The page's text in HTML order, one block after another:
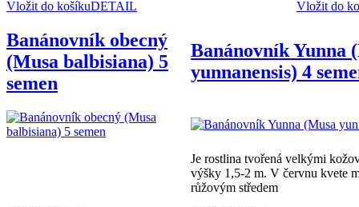
Vložit do košíkuDETAIL
Vložit do
Banánovník obecný
(Musa balbisiana) 5
semen
Banánovník Yunna
yunnanensis) 4
Je rostlina tvořená velkými
výšky 1,5-2 m. V červnu kvete
růžovým středem